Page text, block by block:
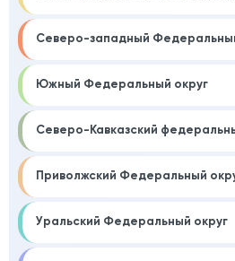
Северо-западный
Южный Федеральный округ
Северо-Кавказский
Приволжский Федеральный
Уральский Федеральный округ